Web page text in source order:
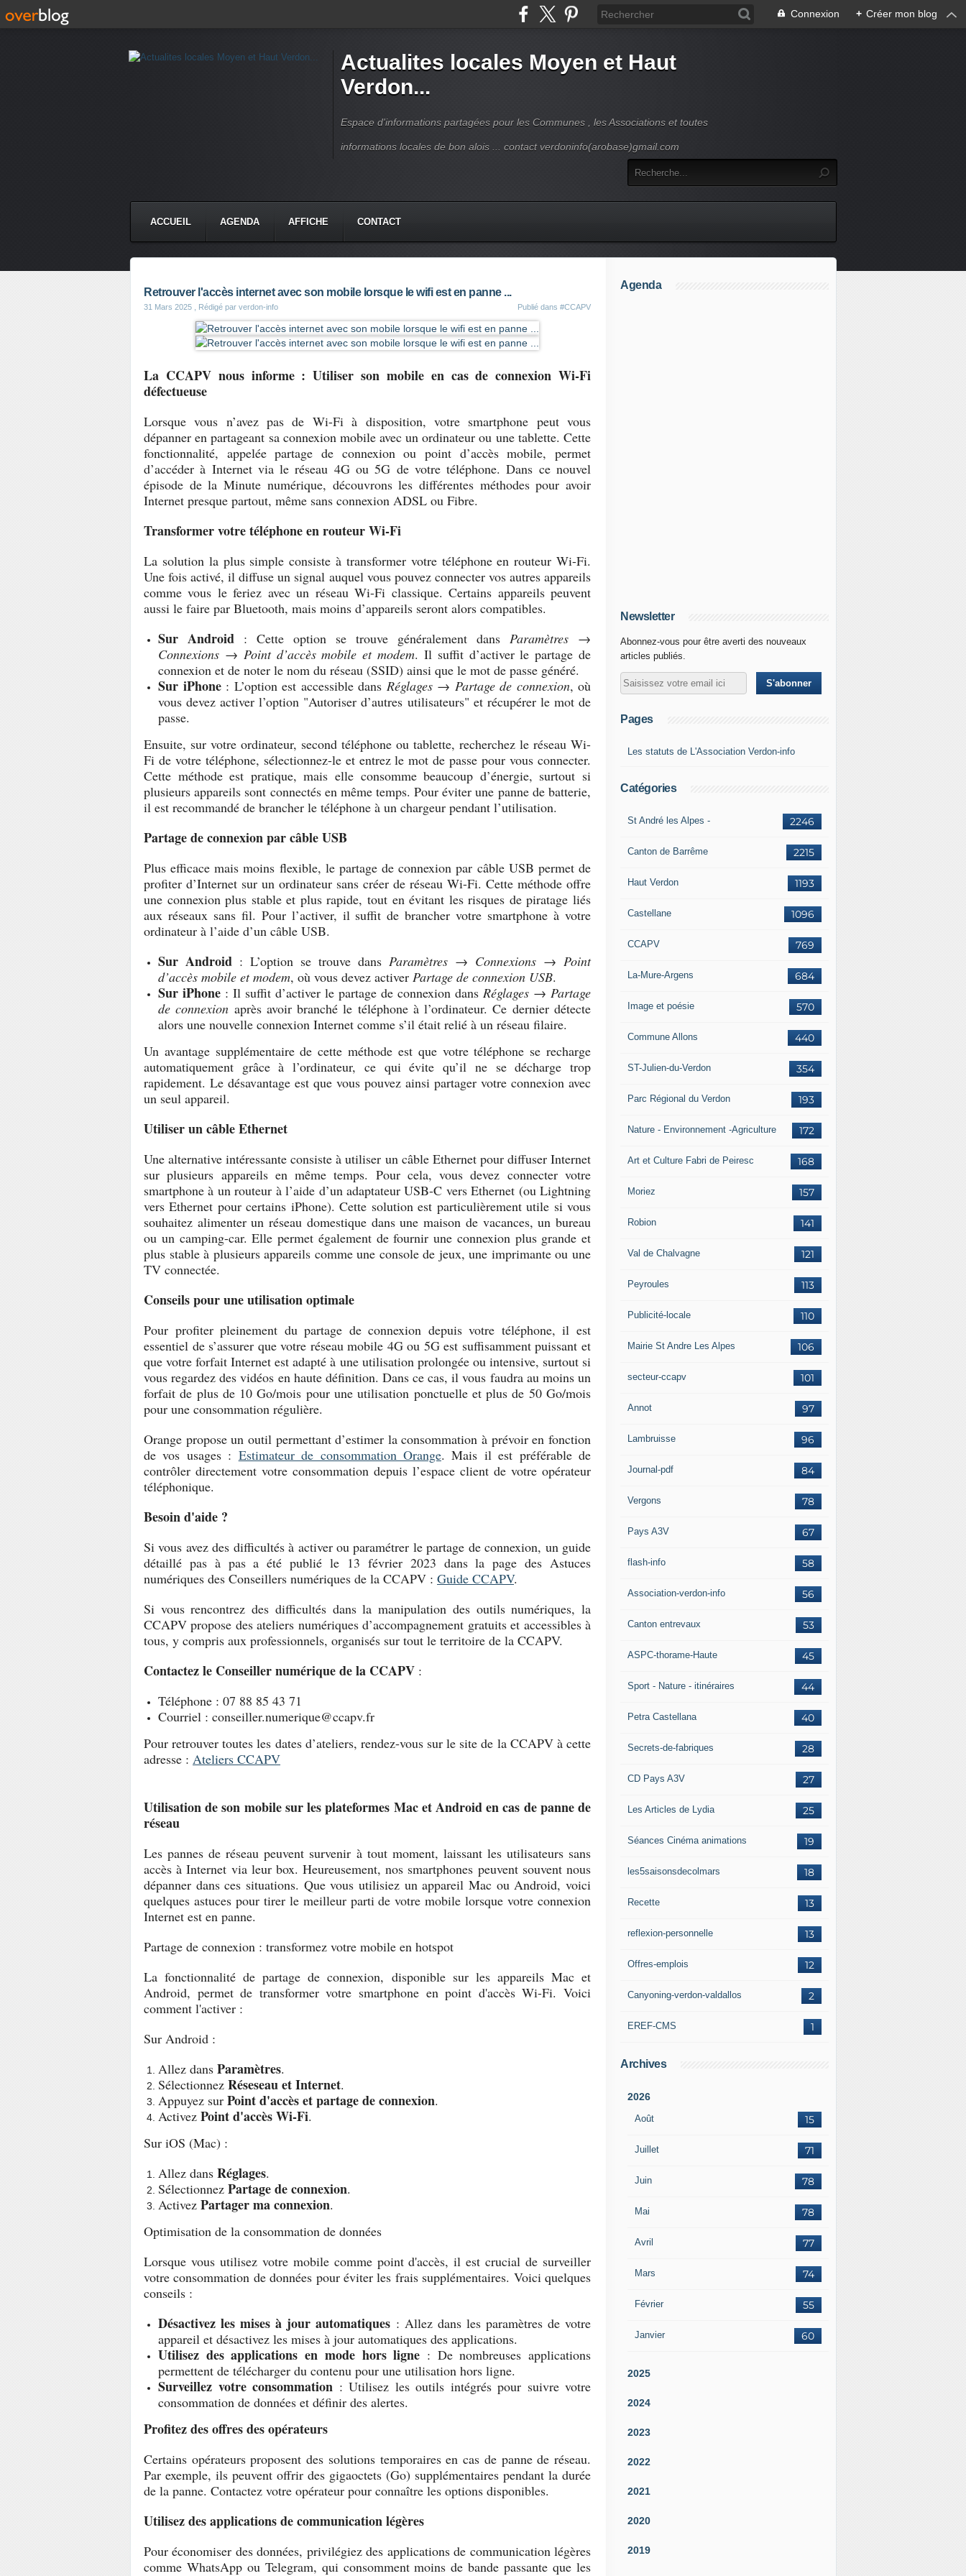
Connexion + Créer mon blog
Actualites locales Moyen et Haut
Verdon...
Espace d'informations partagées pour les Communes , les Associations et toutes
informations locales de bon alois ... contact verdoninfo(arobase)gmail.com
ACCUEIL AGENDA AFFICHE CONTACT
Retrouver l'accès internet avec son mobile lorsque le wifi est en panne ...
31 Mars 2025 , Rédigé par verdon-info Publié dans #CCAPV
La CCAPV nous informe : Utiliser son mobile en cas de connexion Wi-Fi
défectueuse
Lorsque vous n’avez pas de Wi-Fi à disposition, votre smartphone peut vous
dépanner en partageant sa connexion mobile avec un ordinateur ou une tablette. Cette
fonctionnalité, appelée partage de connexion ou point d’accès mobile, permet
d’accéder à Internet via le réseau 4G ou 5G de votre téléphone. Dans ce nouvel
épisode de la Minute numérique, découvrons les différentes méthodes pour avoir
Internet presque partout, même sans connexion ADSL ou Fibre.
Transformer votre téléphone en routeur Wi-Fi
La solution la plus simple consiste à transformer votre téléphone en routeur Wi-Fi.
Une fois activé, il diffuse un signal auquel vous pouvez connecter vos autres appareils
comme vous le feriez avec un réseau Wi-Fi classique. Certains appareils peuvent
aussi le faire par Bluetooth, mais moins d’appareils seront alors compatibles.
Sur Android : Cette option se trouve généralement dans Paramètres →
Connexions → Point d’accès mobile et modem. Il suffit d’activer le partage de
connexion et de noter le nom du réseau (SSID) ainsi que le mot de passe généré.
Sur iPhone: L’option est accessible dans Réglages → Partage de connexion, où
vous devez activer l’option "Autoriser d’autres utilisateurs" et récupérer le mot de
passe.
Ensuite, sur votre ordinateur, second téléphone ou tablette, recherchez le réseau Wi-
Fi de votre téléphone, sélectionnez-le et entrez le mot de passe pour vous connecter.
Cette méthode est pratique, mais elle consomme beaucoup d’énergie, surtout si
plusieurs appareils sont connectés en même temps. Pour éviter une panne de batterie,
il est recommandé de brancher le téléphone à un chargeur pendant l’utilisation.
Partage de connexion par câble USB
Plus efficace mais moins flexible, le partage de connexion par câble USB permet de
profiter d’Internet sur un ordinateur sans créer de réseau Wi-Fi. Cette méthode offre
une connexion plus stable et plus rapide, tout en évitant les risques de piratage liés
aux réseaux sans fil. Pour l’activer, il suffit de brancher votre smartphone à votre
ordinateur à l’aide d’un câble USB.
Sur Android : L’option se trouve dans Paramètres → Connexions → Point
d’accès mobile et modem, où vous devez activer Partage de connexion USB.
Sur iPhone : Il suffit d’activer le partage de connexion dans Réglages → Partage
de connexion après avoir branché le téléphone à l’ordinateur. Ce dernier détecte
alors une nouvelle connexion Internet comme s’il était relié à un réseau filaire.
Un avantage supplémentaire de cette méthode est que votre téléphone se recharge
automatiquement grâce à l’ordinateur, ce qui évite qu’il ne se décharge trop
rapidement. Le désavantage est que vous pouvez ainsi partager votre connexion avec
un seul appareil.
Utiliser un câble Ethernet
Une alternative intéressante consiste à utiliser un câble Ethernet pour diffuser Internet
sur plusieurs appareils en même temps. Pour cela, vous devez connecter votre
smartphone à un routeur à l’aide d’un adaptateur USB-C vers Ethernet (ou Lightning
vers Ethernet pour certains iPhone). Cette solution est particulièrement utile si vous
souhaitez alimenter un réseau domestique dans une maison de vacances, un bureau
ou un camping-car. Elle permet également de fournir une connexion plus grande et
plus stable à plusieurs appareils comme une console de jeux, une imprimante ou une
TV connectée.
Conseils pour une utilisation optimale
Pour profiter pleinement du partage de connexion depuis votre téléphone, il est
essentiel de s’assurer que votre réseau mobile 4G ou 5G est suffisamment puissant et
que votre forfait Internet est adapté à une utilisation prolongée ou intensive, surtout si
vous regardez des vidéos en haute définition. Dans ce cas, il vous faudra au moins un
forfait de plus de 10 Go/mois pour une utilisation ponctuelle et plus de 50 Go/mois
pour une consommation régulière.
Orange propose un outil permettant d’estimer la consommation à prévoir en fonction
de vos usages : Estimateur de consommation Orange. Mais il est préférable de
contrôler directement votre consommation depuis l’espace client de votre opérateur
téléphonique.
Besoin d'aide ?
Si vous avez des difficultés à activer ou paramétrer le partage de connexion, un guide
détaillé pas à pas a été publié le 13 février 2023 dans la page des Astuces
numériques des Conseillers numériques de la CCAPV : Guide CCAPV.
Si vous rencontrez des difficultés dans la manipulation des outils numériques, la
CCAPV propose des ateliers numériques d’accompagnement gratuits et accessibles à
tous, y compris aux professionnels, organisés sur tout le territoire de la CCAPV.
Contactez le Conseiller numérique de la CCAPV :
Téléphone : 07 88 85 43 71
Courriel : conseiller.numerique@ccapv.fr
Pour retrouver toutes les dates d’ateliers, rendez-vous sur le site de la CCAPV à cette
adresse : Ateliers CCAPV
Utilisation de son mobile sur les plateformes Mac et Android en cas de panne de
réseau
Les pannes de réseau peuvent survenir à tout moment, laissant les utilisateurs sans
accès à Internet via leur box. Heureusement, nos smartphones peuvent souvent nous
dépanner dans ces situations. Que vous utilisiez un appareil Mac ou Android, voici
quelques astuces pour tirer le meilleur parti de votre mobile lorsque votre connexion
Internet est en panne.
Partage de connexion : transformez votre mobile en hotspot
La fonctionnalité de partage de connexion, disponible sur les appareils Mac et
Android, permet de transformer votre smartphone en point d'accès Wi-Fi. Voici
comment l'activer :
Sur Android :
Allez dans Paramètres.
Sélectionnez Réseseau et Internet.
Appuyez sur Point d'accès et partage de connexion.
Activez Point d'accès Wi-Fi.
Sur iOS (Mac) :
Allez dans Réglages.
Sélectionnez Partage de connexion.
Activez Partager ma connexion.
Optimisation de la consommation de données
Lorsque vous utilisez votre mobile comme point d'accès, il est crucial de surveiller
votre consommation de données pour éviter les frais supplémentaires. Voici quelques
conseils :
Désactivez les mises à jour automatiques : Allez dans les paramètres de votre
appareil et désactivez les mises à jour automatiques des applications.
Utilisez des applications en mode hors ligne : De nombreuses applications
permettent de télécharger du contenu pour une utilisation hors ligne.
Surveillez votre consommation : Utilisez les outils intégrés pour suivre votre
consommation de données et définir des alertes.
Profitez des offres des opérateurs
Certains opérateurs proposent des solutions temporaires en cas de panne de réseau.
Par exemple, ils peuvent offrir des gigaoctets (Go) supplémentaires pendant la durée
de la panne. Contactez votre opérateur pour connaître les options disponibles.
Utilisez des applications de communication légères
Pour économiser des données, privilégiez des applications de communication légères
comme WhatsApp ou Telegram, qui consomment moins de bande passante que les
Agenda
Newsletter
Abonnez-vous pour être averti des nouveaux
articles publiés.
Pages
Les statuts de L'Association Verdon-info
Catégories
2246
St André les Alpes -
2215
Canton de Barrême
1193
Haut Verdon
1096
Castellane
769
CCAPV
684
La-Mure-Argens
570
Image et poésie
440
Commune Allons
354
ST-Julien-du-Verdon
193
Parc Régional du Verdon
172
Nature - Environnement -Agriculture
168
Art et Culture Fabri de Peiresc
157
Moriez
141
Robion
121
Val de Chalvagne
113
Peyroules
110
Publicité-locale
106
Mairie St Andre Les Alpes
101
secteur-ccapv
97
Annot
96
Lambruisse
84
Journal-pdf
78
Vergons
67
Pays A3V
58
flash-info
56
Association-verdon-info
53
Canton entrevaux
45
ASPC-thorame-Haute
44
Sport - Nature - itinéraires
40
Petra Castellana
28
Secrets-de-fabriques
27
CD Pays A3V
25
Les Articles de Lydia
19
Séances Cinéma animations
18
les5saisonsdecolmars
13
Recette
13
reflexion-personnelle
12
Offres-emplois
2
Canyoning-verdon-valdallos
1
EREF-CMS
Archives
2026
Août 15
Juillet 71
Juin 78
Mai 78
Avril 77
Mars 74
Février 55
Janvier 60
2025
2024
2023
2022
2021
2020
2019